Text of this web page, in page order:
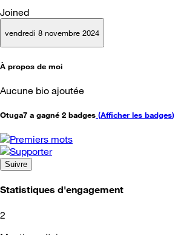
Joined
vendredi 8 novembre 2024
À propos de moi
Aucune bio ajoutée
Otuga7 a gagné 2 badges (Afficher les badges)
Suivre
Statistiques d'engagement
2